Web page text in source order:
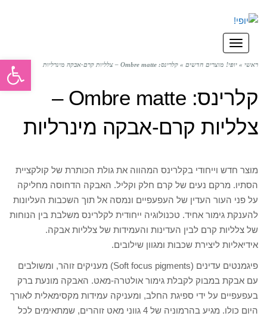
תפריט
ראשי » יופי! מוצרים חדשים » קלרינס: Ombre matte – צלליות קרם-אבקה מינרליות
קלרינס: Ombre matte –
צלליות קרם-אבקה מינרליות
מוצר חדש וייחודי בקלרינס המהווה את גולת הכותרת של קולקציית
הסתיו. מרקם נעים של קרם חלק וקליל. האבקה הדחוסה מחליקה
על פני העור העדין של העפעפיים ונמסה אל תוך השכבות העליונות
להענקת גימור אחיד. טכנולוגיה ייחודית לקלרינס משלבת בין הנוחות
של צלליות קרם לבין העדינות והעמידות של צלליות אבקה.
אידיאליות ליצירת שכבות ומגוון שילובים.
פיגמנטים עדינים (Soft focus pigments) מעניקים זוהר, ומשולבים
עם אבקת במבוק לקבלת גימור אולטרה-מאט. האבקה מונעת ברק
בעפעפיים על ידי ספיגת החלב, ומעניקה עמידות מקסימאלית לאורך
היום כולו. מגיע בהרמוניה של 4 גווני מאט זוהרים, שמתאימים לכל
פתח